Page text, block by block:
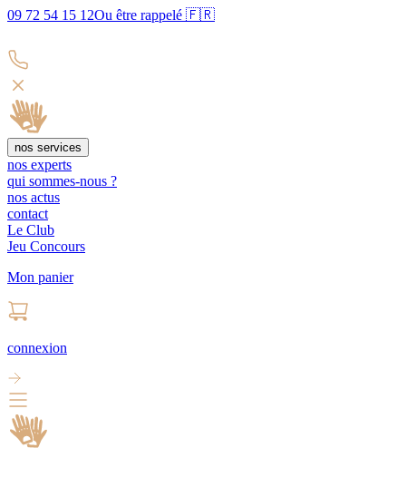
09 72 54 15 12Ou être rappelé 🇫🇷
nos services
nos experts
qui sommes-nous ?
nos actus
contact
Le Club
Jeu Concours
Mon panier
connexion